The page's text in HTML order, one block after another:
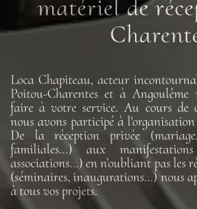
matériel de
Loca Chapiteau, acteur
Poitou-Charentes et à
faire à votre service. Au cours de
nous avons participé à l'organisation
De la réception privée
familiales…) aux
associations…) en n’oubliant pas les
(séminaires, inaugurations…) nous
à tous vos projets.